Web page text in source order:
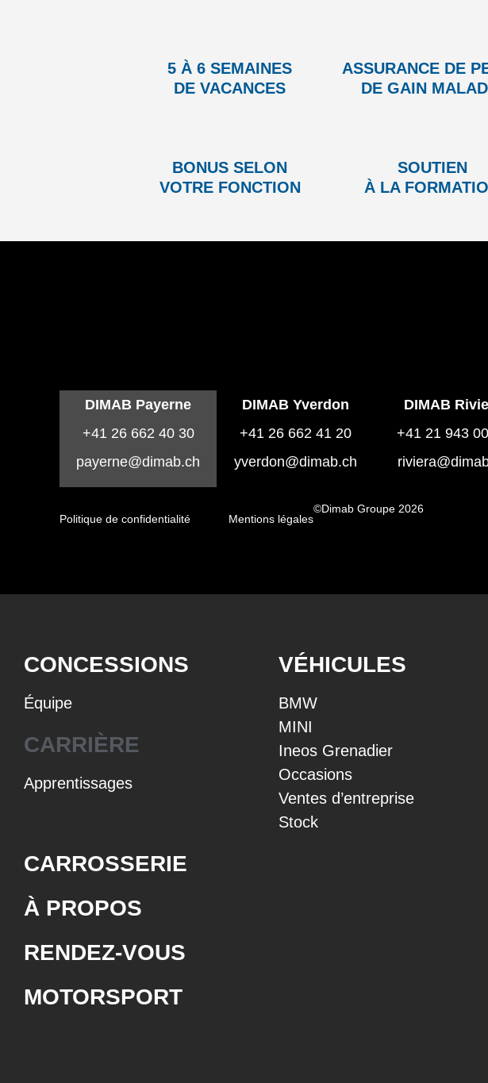
5 À 6 SEMAINES
DE VACANCES
ASSURANCE DE
DE GAIN
BONUS SELON
VOTRE FONCTION
SOUTIEN
À LA
DIMAB Payerne
+41 26 662 40 30
payerne@dimab.ch
DIMAB Yverdon
+41 26 662 41 20
yverdon@dimab.ch
DIMAB
+41 21 943
Politique de confidentialité Mentions légales
©Dimab Groupe 2026
CONCESSIONS
Équipe
CARRIÈRE
Apprentissages
VÉHICULES
BMW
MINI
Ineos Grenadier
Occasions
Ventes d’entreprise
Stock
CARROSSERIE
À PROPOS
RENDEZ-VOUS
MOTORSPORT